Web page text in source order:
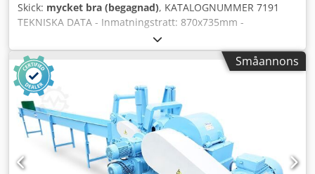
Skick: mycket bra (begagnad), KATALOGNUMMER 7191
TEKNISKA DATA - Inmatningstratt: 870x735mm -
Arbetsbredd rotor: 720mm - Huvudmotor: 18,5kW -
Pumpmotor: ca 0,75kW - Antal knivar: 17 st - Knivmått:
80x40mm - Sikt: 20mm - Presslåda - Elektrisk autorevers -
Utmatning för flisat trä: Ø250mm - Mått (l/b/h):
2000x1350x1370mm - Vikt: 1586kg FÖRDELAR – Presslåda –
Mycket gott skick – Begagnad flishugg Dodpfszru Uqox
Adqowa Nettopris: 33 900 PLN Nettopris: 8 070 EUR vid
kurs 4,2 EUR (Priser kan förändras vid kraftiga växlingar)
Småannons